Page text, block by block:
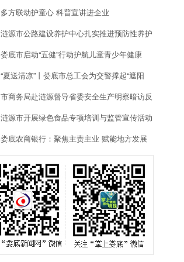
多方联动护童心 科普宣讲进企业
涟源市公路建设养护中心扎实推进预防性养护
娄底市启动“五健”行动护航儿童青少年健康
“夏送清凉”丨娄底市总工会为交警撑起“遮阳
市商务局赴涟源督导省委安全生产明察暗访反
涟源市开展绿色食品专项培训与监管宣传活动
娄底农商银行：聚焦主责主业 赋能地方发展